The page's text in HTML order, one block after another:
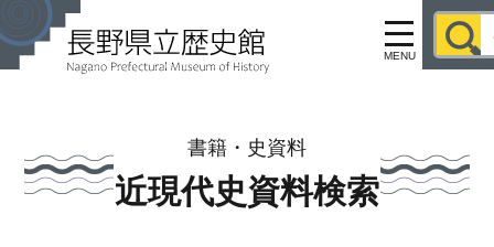
MENU
書籍・史資料
近現代史資料検索